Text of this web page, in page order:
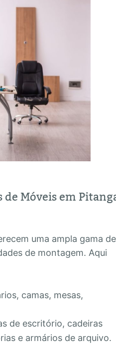
Móveis em
uma ampla gama de
de montagem. Aqui
camas, mesas,
de escritório, cadeiras
e armários de arquivo.